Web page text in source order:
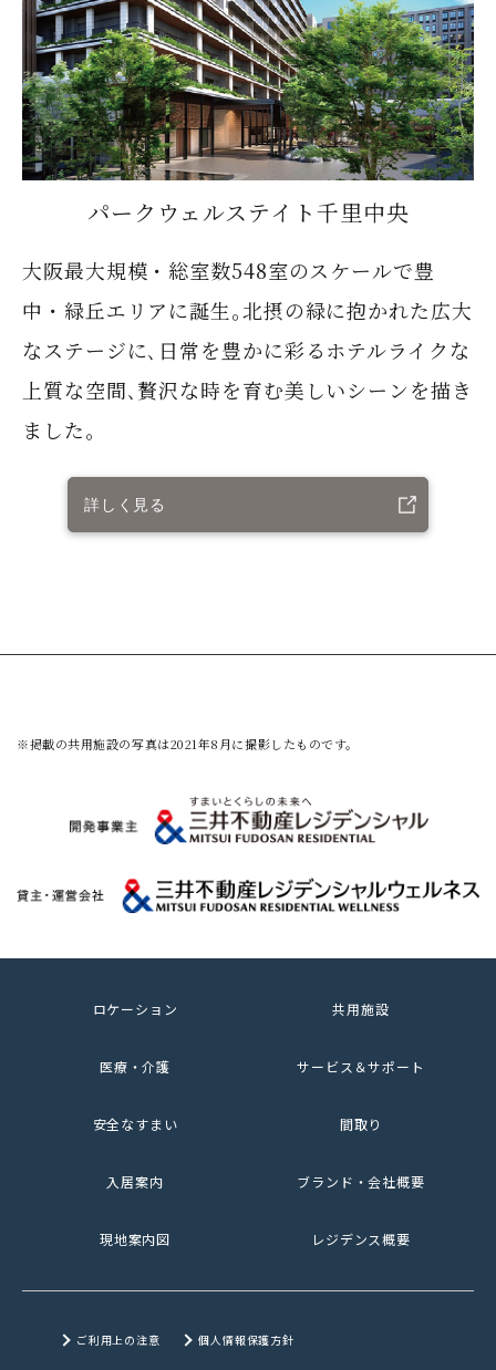
パークウェルステイト千里中央
大阪最大規模・総室数548室のスケールで豊
中・緑丘エリアに誕生｡北摂の緑に抱かれた広大
なステージに､日常を豊かに彩るホテルライクな
上質な空間､贅沢な時を育む美しいシーンを描き
ました｡
詳しく見る
※掲載の共用施設の写真は2021年8月に撮影したものです。
ロケーション 共用施設
医療・介護 サービス＆サポート
安全なすまい 間取り
入居案内 ブランド・会社概要
現地案内図 レジデンス概要
ご利用上の注意 個人情報保護方針